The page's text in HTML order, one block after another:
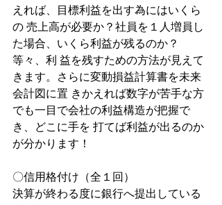
えれば、目標利益を出す為にはいくら
の 売上高が必要か？社員を１人増員し
た場合、いくら利益が残るのか？
等々、利 益を残すための方法が見えて
きます。さらに変動損益計算書を未来
会計図に置 きかえれば数字が苦手な方
でも一目で会社の利益構造が把握で
き、どこに手を 打てば利益が出るのか
が分かります！
〇信用格付け（全１回）
決算が終わる度に銀行へ提出している